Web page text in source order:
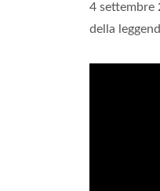
4 settembre
della